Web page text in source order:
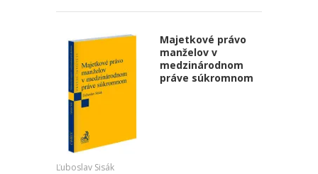
Majetkové právo
manželov v
medzinárodnom
práve súkromnom
Ľuboslav Sisák